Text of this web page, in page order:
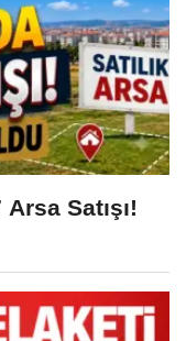
Satışı!